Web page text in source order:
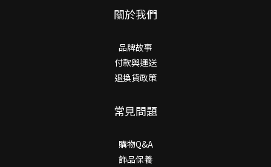
關於我們
品牌故事
付款與運送
退換貨政策
常見問題
購物Q&A
飾品保養